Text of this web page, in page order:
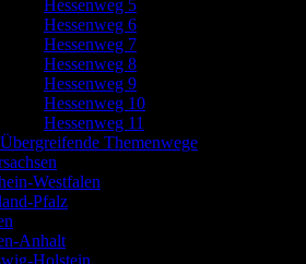
Hessenweg 5
Hessenweg 6
Hessenweg 7
Hessenweg 8
Hessenweg 9
Hessenweg 10
Hessenweg 11
Übergreifende Themenwege
Westfalen
Pfalz
Anhalt
Holstein